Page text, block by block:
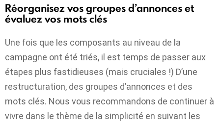
Réorganisez vos groupes d’annonces et
évaluez vos mots clés
Une fois que les composants au niveau de la
campagne ont été triés, il est temps de passer aux
étapes plus fastidieuses (mais cruciales !) D’une
restructuration, des groupes d’annonces et des
mots clés. Nous vous recommandons de continuer à
vivre dans le thème de la simplicité en suivant les